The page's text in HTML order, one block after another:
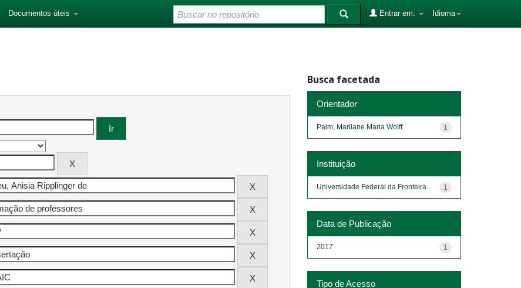
Documentos úteis Idioma
Entrar em:
Busca facetada
Orientador
1
Paim, Marilane Maria Wolff
Instituição
1
Universidade Federal da Fronteira...
Data de Publicação
1
2017
Tipo de Acesso